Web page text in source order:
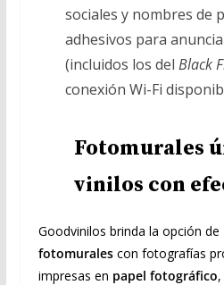
sociales y nombres de
adhesivos para
(incluidos los del Black
conexión Wi-Fi
Fotomurales
vinilos con
Goodvinilos brinda la opción de
fotomuralescon fotografías
impresas en papel fotográfico